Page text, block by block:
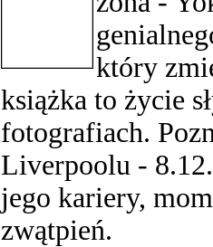
który
książka to życie
fotografiach.
Liverpoolu -
jego kariery,
zwątpień.